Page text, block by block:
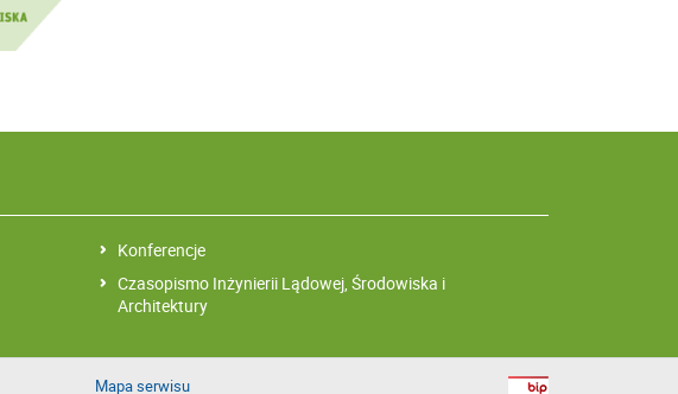
Konferencje
Czasopismo Inżynierii Lądowej, Środowiska i
Architektury
Mapa serwisu